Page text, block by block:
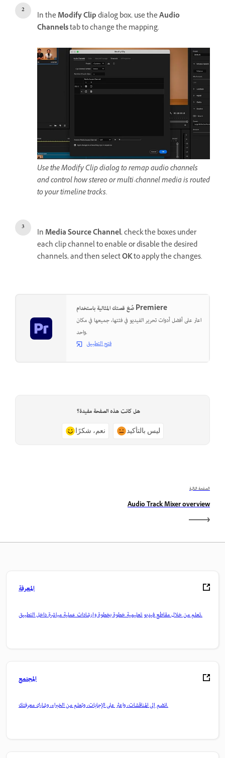
In theModify Clipdialog box, use theAudio
Channelstab to change the mapping.
Use the Modify Clip dialog to remap audio channels
and control how stereo or multi-channel media is routed
to your timeline tracks.
In Media Source Channel, check the boxes under
each clip channel to enable or disable the desired
channels, and then selectOKto apply the changes.
صُغ قصتك المثالية باستخدام Premiere
اعثر على أفضل أدوات تحرير الفيديو في فئتها، جميعها في مكان
واحد.
فتح التطبيق
هل كانت هذه الصفحة مفيدة؟
نعم، شكرًا ليس بالتأكيد
الصفحة التالية
Audio Track Mixer overview
المعرفة
تعلم من خلال مقاطع فيديو تعليمية خطوة بخطوة وإرشادات عملية مباشرة داخل التطبيق.
المجتمع
انضم إلى المناقشات، واعثر على الإجابات، وتعلم من الخبراء، وشارك معرفتك.